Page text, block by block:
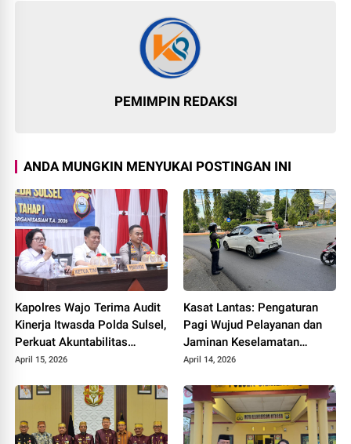
PEMIMPIN REDAKSI
ANDA MUNGKIN MENYUKAI POSTINGAN INI
Kapolres Wajo Terima Audit
Kinerja Itwasda Polda Sulsel,
Perkuat Akuntabilitas
Organisasi
April 15, 2026
Kasat Lantas: Pengaturan
Pagi Wujud Pelayanan dan
Jaminan Keselamatan
Pengguna Jalan
April 14, 2026